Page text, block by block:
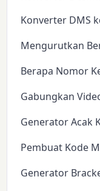
Konverter DMS
Mengurutkan
Berapa Nomor
Gabungkan
Generator Acak
Pembuat Kode
Generator